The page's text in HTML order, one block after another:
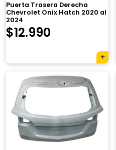
Puerta Trasera Derecha
Chevrolet Onix Hatch 2020 al
2024
$12.990